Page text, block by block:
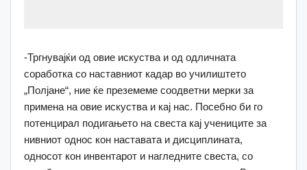
-Тргнувајќи од овие искуства и од одличната
соработка со наставниот кадар во училиштето
„Полјане“, ние ќе преземеме соодветни мерки за
примена на овие искуства и кај нас. Посебно би го
потенцирал подигањето на свеста кај учениците за
нивниот однос кон наставата и дисциплината,
односот кон инвентарот и нагледните свеста, со